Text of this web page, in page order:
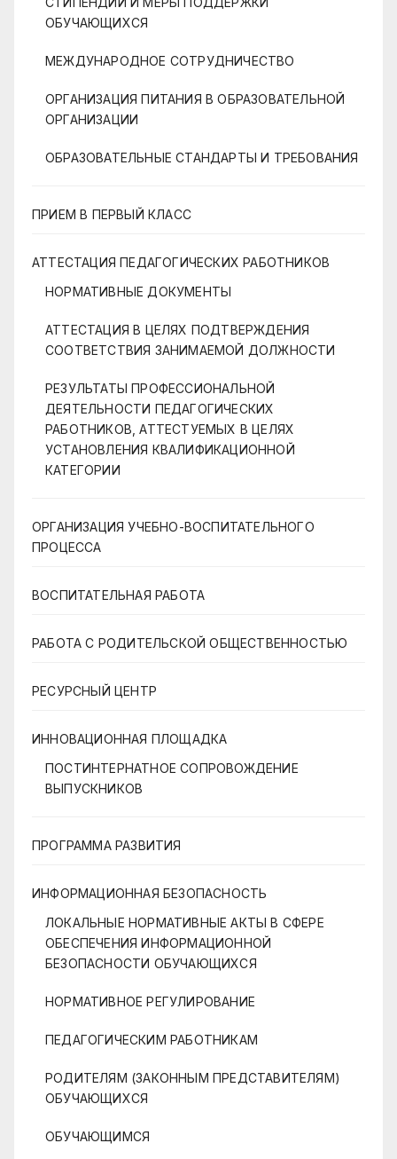
ОБУЧАЮЩИХСЯ
МЕЖДУНАРОДНОЕ СОТРУДНИЧЕСТВО
ОРГАНИЗАЦИЯ ПИТАНИЯ В ОБРАЗОВАТЕЛЬНОЙ
ОРГАНИЗАЦИИ
ОБРАЗОВАТЕЛЬНЫЕ СТАНДАРТЫ И ТРЕБОВАНИЯ
ПРИЕМ В ПЕРВЫЙ КЛАСС
АТТЕСТАЦИЯ ПЕДАГОГИЧЕСКИХ РАБОТНИКОВ
НОРМАТИВНЫЕ ДОКУМЕНТЫ
АТТЕСТАЦИЯ В ЦЕЛЯХ ПОДТВЕРЖДЕНИЯ
СООТВЕТСТВИЯ ЗАНИМАЕМОЙ ДОЛЖНОСТИ
РЕЗУЛЬТАТЫ ПРОФЕССИОНАЛЬНОЙ
ДЕЯТЕЛЬНОСТИ ПЕДАГОГИЧЕСКИХ
РАБОТНИКОВ, АТТЕСТУЕМЫХ В ЦЕЛЯХ
УСТАНОВЛЕНИЯ КВАЛИФИКАЦИОННОЙ
КАТЕГОРИИ
ОРГАНИЗАЦИЯ УЧЕБНО-ВОСПИТАТЕЛЬНОГО
ПРОЦЕССА
ВОСПИТАТЕЛЬНАЯ РАБОТА
РАБОТА С РОДИТЕЛЬСКОЙ ОБЩЕСТВЕННОСТЬЮ
РЕСУРСНЫЙ ЦЕНТР
ИННОВАЦИОННАЯ ПЛОЩАДКА
ПОСТИНТЕРНАТНОЕ СОПРОВОЖДЕНИЕ
ВЫПУСКНИКОВ
ПРОГРАММА РАЗВИТИЯ
ИНФОРМАЦИОННАЯ БЕЗОПАСНОСТЬ
ЛОКАЛЬНЫЕ НОРМАТИВНЫЕ АКТЫ В СФЕРЕ
ОБЕСПЕЧЕНИЯ ИНФОРМАЦИОННОЙ
БЕЗОПАСНОСТИ ОБУЧАЮЩИХСЯ
НОРМАТИВНОЕ РЕГУЛИРОВАНИЕ
ПЕДАГОГИЧЕСКИМ РАБОТНИКАМ
РОДИТЕЛЯМ (ЗАКОННЫМ ПРЕДСТАВИТЕЛЯМ)
ОБУЧАЮЩИХСЯ
ОБУЧАЮЩИМСЯ